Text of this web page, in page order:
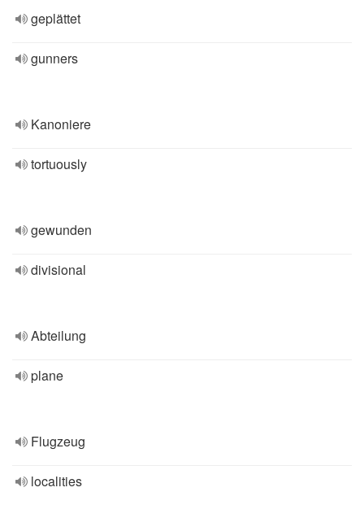
geplättet
gunners
Kanoniere
tortuously
gewunden
divisional
Abteilung
plane
Flugzeug
localities